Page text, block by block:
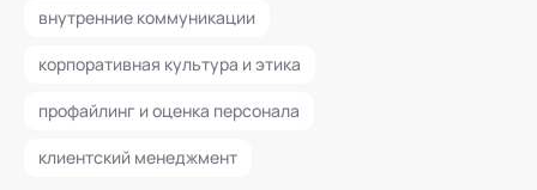
внутренние коммуникации
корпоративная культура и этика
профайлинг и оценка персонала
клиентский менеджмент